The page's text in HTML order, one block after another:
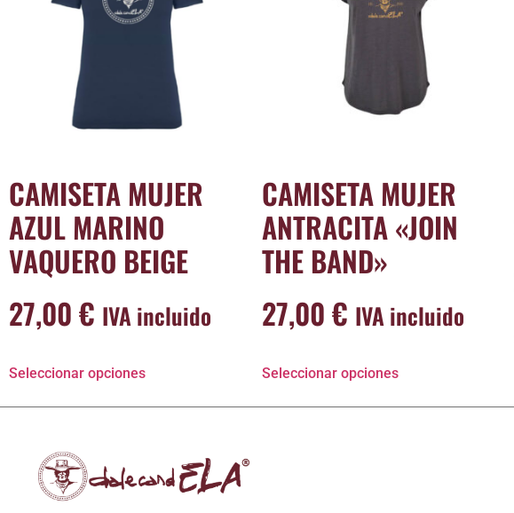
CAMISETA MUJER
AZUL MARINO
VAQUERO BEIGE
27,00€ IVA incluido
Seleccionar opciones
CAMISETA MUJER
ANTRACITA «JOIN
THE BAND»
27,00€ IVA incluido
Seleccionar opciones